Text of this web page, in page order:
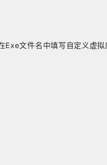
文件名中填写自定义虚拟